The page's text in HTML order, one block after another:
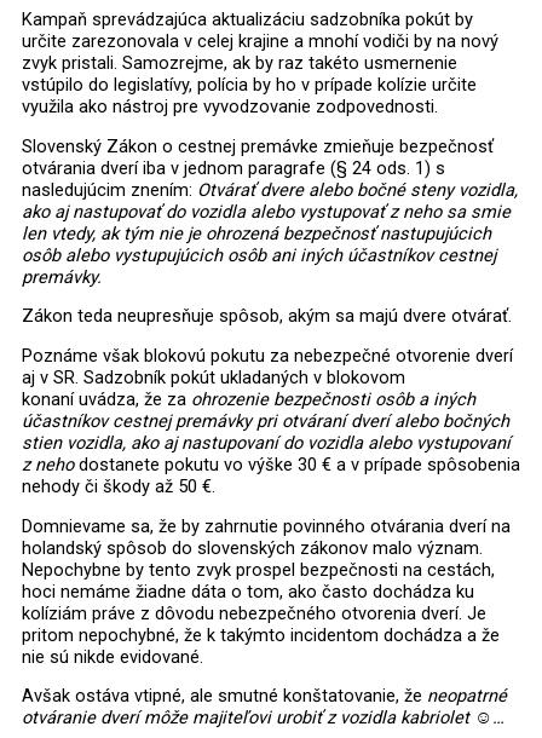
Kampaň sprevádzajúca aktualizáciu sadzobníka pokút by
určite zarezonovala v celej krajine a mnohí vodiči by na nový
zvyk pristali. Samozrejme, ak by raz takéto usmernenie
vstúpilo do legislatívy, polícia by ho v prípade kolízie určite
využila ako nástroj pre vyvodzovanie zodpovednosti.
Slovenský Zákon o cestnej premávke zmieňuje bezpečnosť
otvárania dverí iba v jednom paragrafe (§ 24 ods. 1) s
nasledujúcim znením: Otvárať dvere alebo bočné steny vozidla,
ako aj nastupovať do vozidla alebo vystupovať z neho sa smie
len vtedy, ak tým nie je ohrozená bezpečnosť nastupujúcich
osôb alebo vystupujúcich osôb ani iných účastníkov cestnej
premávky.
Zákon teda neupresňuje spôsob, akým sa majú dvere otvárať.
Poznáme však blokovú pokutu za nebezpečné otvorenie dverí
aj v SR. Sadzobník pokút ukladaných v blokovom
konaní uvádza, že za ohrozenie bezpečnosti osôb a iných
účastníkov cestnej premávky pri otváraní dverí alebo bočných
stien vozidla, ako aj nastupovaní do vozidla alebo vystupovaní
z nehodostanete pokutu vo výške 30 € a v prípade spôsobenia
nehody či škody až 50 €.
Domnievame sa, že by zahrnutie povinného otvárania dverí na
holandský spôsob do slovenských zákonov malo význam.
Nepochybne by tento zvyk prospel bezpečnosti na cestách,
hoci nemáme žiadne dáta o tom, ako často dochádza ku
kolíziám práve z dôvodu nebezpečného otvorenia dverí. Je
pritom nepochybné, že k takýmto incidentom dochádza a že
nie sú nikde evidované.
Avšak ostáva vtipné, ale smutné konštatovanie, že neopatrné
otváranie dverí môže majiteľovi urobiť z vozidla kabriolet ☺…